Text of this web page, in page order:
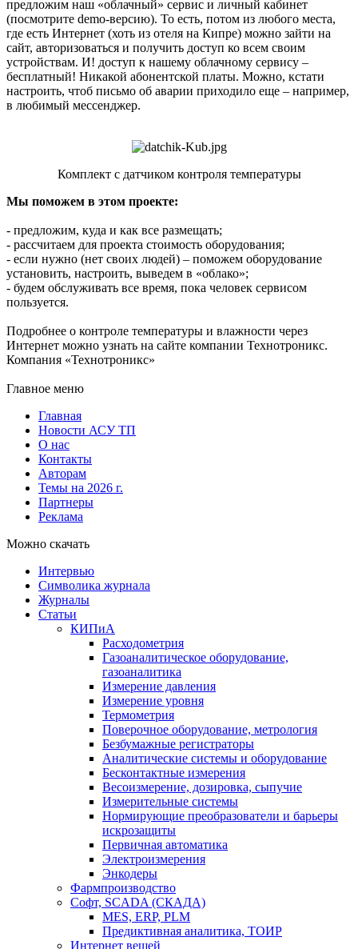
предложим наш «облачный» сервис и личный кабинет
(посмотрите demo-версию). То есть, потом из любого места,
где есть Интернет (хоть из отеля на Кипре) можно зайти на
сайт, авторизоваться и получить доступ ко всем своим
устройствам. И! доступ к нашему облачному сервису –
бесплатный! Никакой абонентской платы. Можно, кстати
настроить, чтоб письмо об аварии приходило еще – например,
в любимый мессенджер.
Комплект с датчиком контроля температуры
Мы поможем в этом проекте:
- предложим, куда и как все размещать;
- рассчитаем для проекта стоимость оборудования;
- если нужно (нет своих людей) – поможем оборудование
установить, настроить, выведем в «облако»;
- будем обслуживать все время, пока человек сервисом
пользуется.
Подробнее о контроле температуры и влажности через
Интернет можно узнать на сайте компании Технотроникс.
Компания «Технотроникс»
Главное меню
Главная
Новости АСУ ТП
О нас
Контакты
Авторам
Темы на 2026 г.
Партнеры
Реклама
Можно скачать
Интервью
Символика журнала
Журналы
Статьи
КИПиА
Расходометрия
Газоаналитическое оборудование,
газоаналитика
Измерение давления
Измерение уровня
Термометрия
Поверочное оборудование, метрология
Безбумажные регистраторы
Аналитические системы и оборудование
Бесконтактные измерения
Весоизмерение, дозировка, сыпучие
Измерительные системы
Нормирующие преобразователи и барьеры
искрозащиты
Первичная автоматика
Электроизмерения
Энкодеры
Фармпроизводство
Софт, SCADA (СКАДА)
MES, ERP, PLM
Предиктивная аналитика, ТОИР
Интернет вещей